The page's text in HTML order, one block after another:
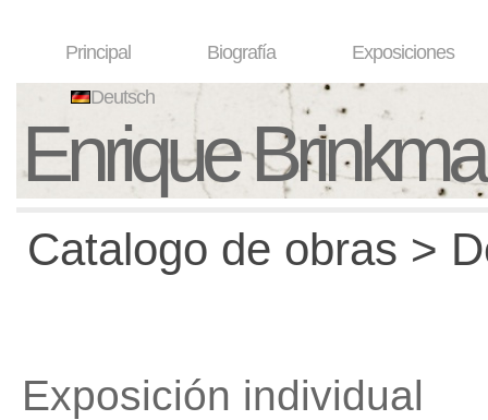
Principal Biografía Exposiciones
Deutsch
Enrique
Catalogo de obras >
Exposición individual